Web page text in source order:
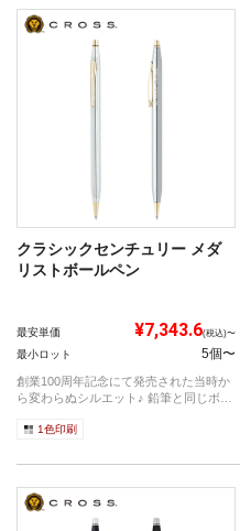
クラシックセンチュリー メダ
リストボールペン
最安単価 ¥7,343.6(税込)〜
最小ロット 5個〜
創業100周年記念にて発売された当時か
ら変わらぬシルエット♪ 鉛筆と同じボデ
1色印刷